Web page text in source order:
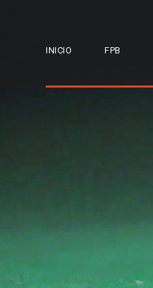
INICIO FPB